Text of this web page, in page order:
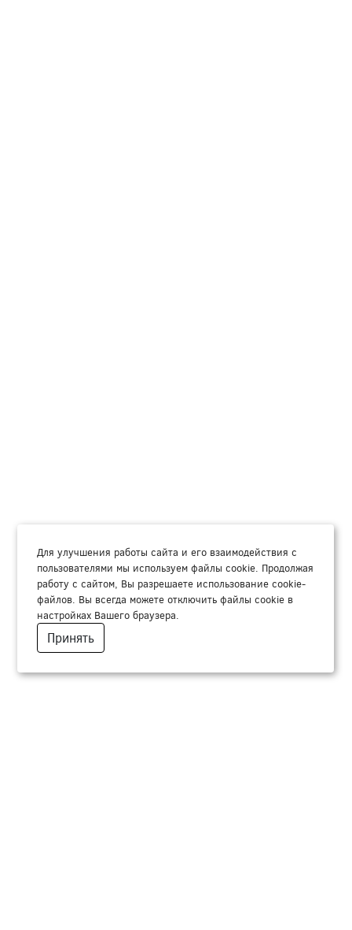
Для улучшения работы сайта и его взаимодействия с
пользователями мы используем файлы cookie. Продолжая
работу с сайтом, Вы разрешаете использование cookie-
файлов. Вы всегда можете отключить файлы cookie в
настройках Вашего браузера.
Принять